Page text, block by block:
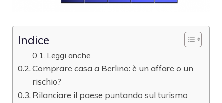
Indice
Leggi anche
Comprare casa a Berlino: è un affare o un
rischio?
Rilanciare il paese puntando sul turismo